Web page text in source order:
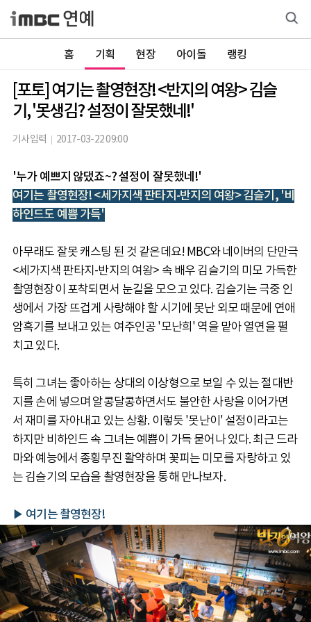
홈 기획 현장 아이돌 랭킹
[포토] 여기는 촬영현장! <반지의 여왕> 김슬
기, '못생김? 설정이 잘못했네!'
기사입력 2017-03-22 09:00
'누가 예쁘지 않댔죠~? 설정이 잘못했네!'
여기는 촬영현장! <세가지색 판타지-반지의 여왕> 김슬기, '비
하인드도 예쁨 가득'
아무래도 잘못 캐스팅 된 것 같은데요! MBC와 네이버의 단만극
<세가지색 판타지-반지의 여왕> 속 배우 김슬기의 미모 가득한
촬영현장이 포착되면서 눈길을 모으고 있다. 김슬기는 극중 인
생에서 가장 뜨겁게 사랑해야 할 시기에 못난 외모 때문에 연애
암흑기를 보내고 있는 여주인공 '모난희' 역을 맡아 열연을 펼
치고 있다.
특히 그녀는 좋아하는 상대의 이상형으로 보일 수 있는 절대반
지를 손에 넣으며 알콩달콩하면서도 불안한 사랑을 이어가면
서 재미를 자아내고 있는 상황. 이렇듯 '못난이' 설정이라고는
하지만 비하인드 속 그녀는 예쁨이 가득 묻어나 있다. 최근 드라
마와 예능에서 종횡무진 활약하며 꽃피는 미모를 자랑하고 있
는 김슬기의 모습을 촬영현장을 통해 만나보자.
▶ 여기는 촬영현장!